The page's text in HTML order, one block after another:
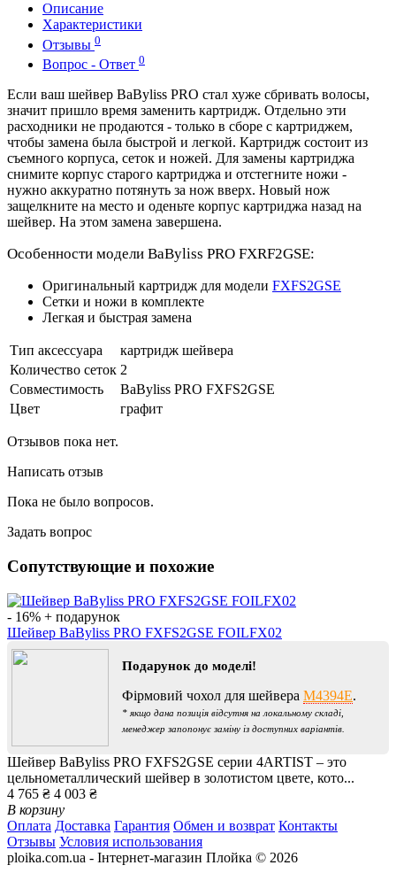
Описание
Характеристики
Отзывы 0
Вопрос - Ответ 0
Если ваш шейвер BaByliss PRO стал хуже сбривать волосы,
значит пришло время заменить картридж. Отдельно эти
расходники не продаются - только в сборе с картриджем,
чтобы замена была быстрой и легкой. Картридж состоит из
съемного корпуса, сеток и ножей. Для замены картриджа
снимите корпус старого картриджа и отстегните ножи -
нужно аккуратно потянуть за нож вверх. Новый нож
защелкните на место и оденьте корпус картриджа назад на
шейвер. На этом замена завершена.
Особенности модели BaByliss PRO FXRF2GSE:
Оригинальный картридж для модели FXFS2GSE
Сетки и ножи в комплекте
Легкая и быстрая замена
Тип аксессуара
картридж шейвера
Количество сеток 2
Совместимость
BaByliss PRO FXFS2GSE
Цвет
графит
Отзывов пока нет.
Написать отзыв
Пока не было вопросов.
Задать вопрос
Сопутствующие и похожие
- 16% + подарунок
Шейвер BaByliss PRO FXFS2GSE FOILFX02
Подарунок до моделі!
Фірмовий чохол для шейвера M4394E.
* якщо дана позиція відсутня на локальному складі,
менеджер запопонує заміну із доступних варіантів.
Шейвер BaByliss PRO FXFS2GSE серии 4ARTIST – это
цельнометаллический шейвер в золотистом цвете, кото...
4 765 ₴ 4 003 ₴
В корзину
Оплата Доставка Гарантия Обмен и возврат Контакты
Отзывы Условия использования
ploika.com.ua - Інтернет-магазин Плойка © 2026